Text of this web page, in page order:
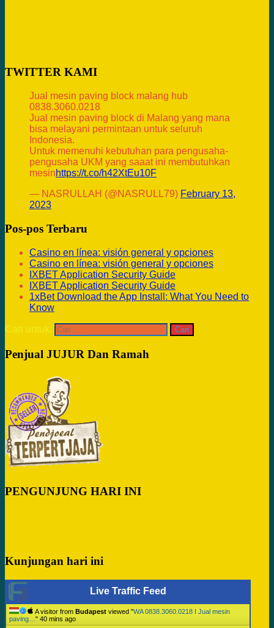
TWITTER KAMI
Jual mesin paving block malang hub
0838.3060.0218
Jual mesin paving block di Malang yang mana
bisa melayani permintaan untuk seluruh
Indonesia.
Untuk memenuhi kebutuhan para pengusaha-
pengusaha UKM yang saaat ini membutuhkan
mesinhttps://t.co/h42XtEu10F
— NASRULLAH (@NASRULL79) February 13,
2023
Pos-pos Terbaru
Casino en línea: visión general y opciones
Casino en línea: visión general y opciones
IXBET Application Security Guide
IXBET Application Security Guide
1xBet Download the App Install: What You Need to
Know
Cari untuk:
Penjual JUJUR Dan Ramah
PENGUNJUNG HARI INI
Kunjungan hari ini
Live Traffic Feed
A visitor from Budapest viewed "WA 0838.3060.0218 I Jual mesin
paving… " 40 mins ago